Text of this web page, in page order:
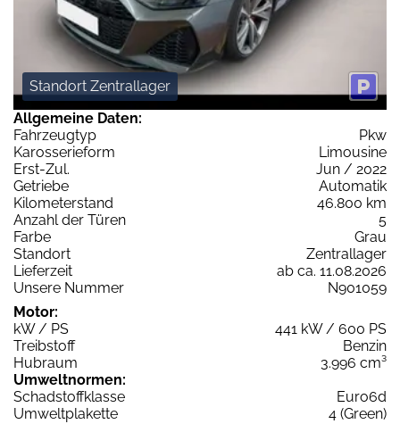
Standort Zentrallager
Allgemeine Daten:
Fahrzeugtyp
Pkw
Karosserieform
Limousine
Erst-Zul.
Jun / 2022
Getriebe
Automatik
Kilometerstand
46.800 km
Anzahl der Türen
5
Farbe
Grau
Standort
Zentrallager
Lieferzeit
ab ca. 11.08.2026
Unsere Nummer
N901059
Motor:
kW / PS
441 kW / 600 PS
Treibstoff
Benzin
Hubraum
3.996 cm³
Umweltnormen:
Schadstoffklasse
Euro6d
Umweltplakette
4 (Green)